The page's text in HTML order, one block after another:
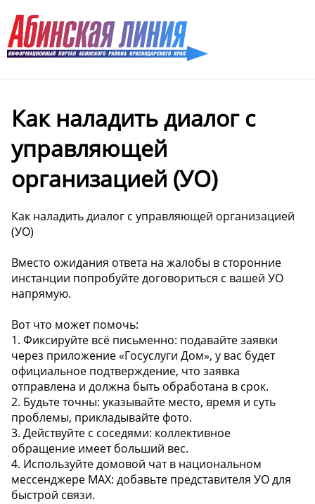
Как наладить диалог с
управляющей
организацией (УО) ️
Как наладить диалог с управляющей организацией
(УО) ️
Вместо ожидания ответа на жалобы в сторонние
инстанции попробуйте договориться с вашей УО
напрямую.
Вот что может помочь:
1. Фиксируйте всё письменно: подавайте заявки
через приложение «Госуслуги Дом», у вас будет
официальное подтверждение, что заявка
отправлена и должна быть обработана в срок.
2. Будьте точны: указывайте место, время и суть
проблемы, прикладывайте фото.
3. Действуйте с соседями: коллективное
обращение имеет больший вес.
4. Используйте домовой чат в национальном
мессенджере MAX: добавьте представителя УО для
быстрой связи.